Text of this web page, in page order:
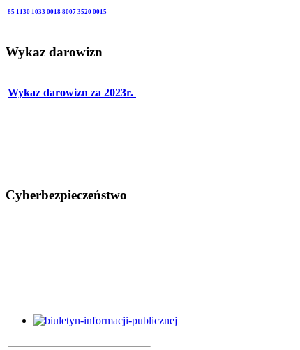
85 1130 1033 0018 8007 3520 0015
Wykaz darowizn
Wykaz darowizn za 2023r.
Cyberbezpieczeństwo